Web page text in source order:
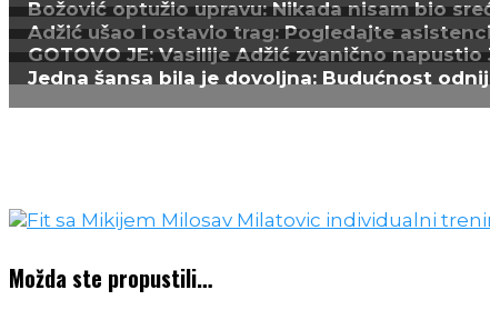
Božović optužio upravu: Nikada nisam bio
Adžić ušao i ostavio trag: Pogledajte
GOTOVO JE: Vasilije Adžić zvanično
Jedna šansa bila je dovoljna: Budućnost
Možda ste propustili…